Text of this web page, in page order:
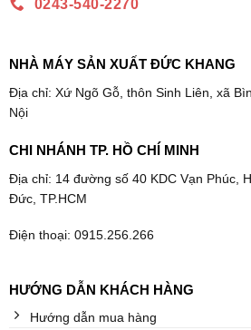
0243-540-2270
NHÀ MÁY SẢN XUẤT ĐỨC KHANG
Địa chỉ: Xứ Ngõ Gỗ, thôn Sinh Liên, xã
Nội
CHI NHÁNH TP. HỒ CHÍ MINH
Địa chỉ: 14 đường số 40 KDC Vạn Phúc,
Đức, TP.HCM
Điện thoại: 0915.256.266
HƯỚNG DẪN KHÁCH HÀNG
Hướng dẫn mua hàng